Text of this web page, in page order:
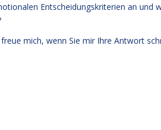
Entscheidungskriterien an und
mich, wenn Sie mir Ihre Antwort